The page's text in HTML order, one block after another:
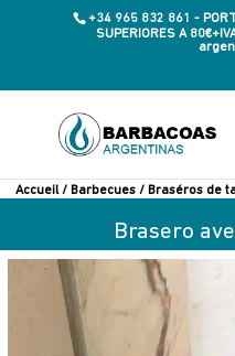
+34 965 832 861 -
SUPERIORES A
Accueil/ Barbecues / Braséros de
Brasero